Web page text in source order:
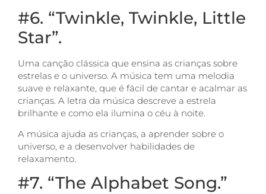
#6. “Twinkle, Twinkle, Little
Star”.
Uma canção clássica que ensina as crianças sobre
estrelas e o universo. A música tem uma melodia
suave e relaxante, que é fácil de cantar e acalmar as
crianças. A letra da música descreve a estrela
brilhante e como ela ilumina o céu à noite.
A música ajuda as crianças, a aprender sobre o
universo, e a desenvolver habilidades de
relaxamento.
#7. “The Alphabet Song.”